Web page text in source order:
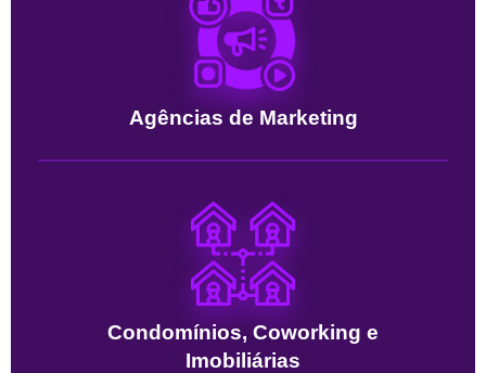
Agências de Marketing
Condomínios, Coworking e
Imobiliárias